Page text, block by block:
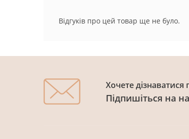
Відгуків про цей товар ще не було.
Хочете
Підпишіться на